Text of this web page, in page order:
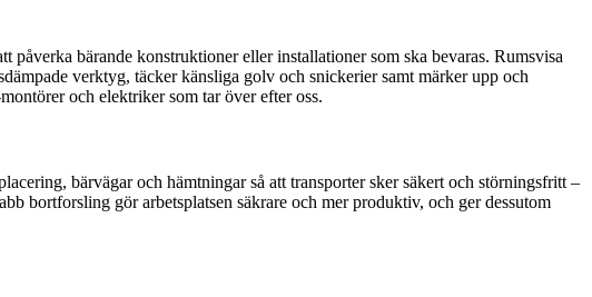
bärande konstruktioner eller installationer som ska bevaras. Rumsvisa
verktyg, täcker känsliga golv och snickerier samt märker upp och
och elektriker som tar över efter oss.
bärvägar och hämtningar så att transporter sker säkert och störningsfritt –
bortforsling gör arbetsplatsen säkrare och mer produktiv, och ger dessutom